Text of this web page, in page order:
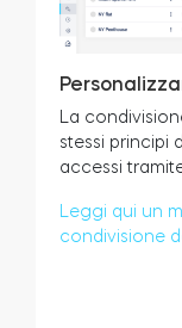
La
stessi principi
accessi
Leggi qui un
condivisione